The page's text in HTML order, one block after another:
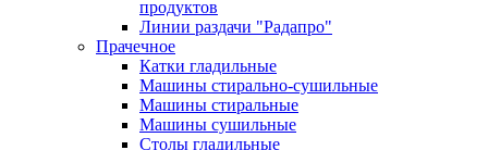
продуктов
Линии раздачи "Радапро"
Прачечное
Катки гладильные
Машины стирально-сушильные
Машины стиральные
Машины сушильные
Столы гладильные